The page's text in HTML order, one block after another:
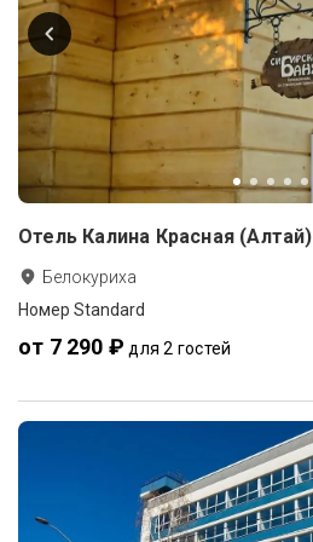
Отель Калина Красная (Алтай)
Белокуриха
Номер Standard
от 7 290 ₽ для 2 гостей